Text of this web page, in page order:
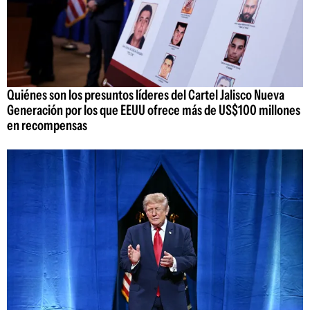
Quiénes son los presuntos líderes del Cartel Jalisco Nueva
Generación por los que EEUU ofrece más de US$100 millones
en recompensas